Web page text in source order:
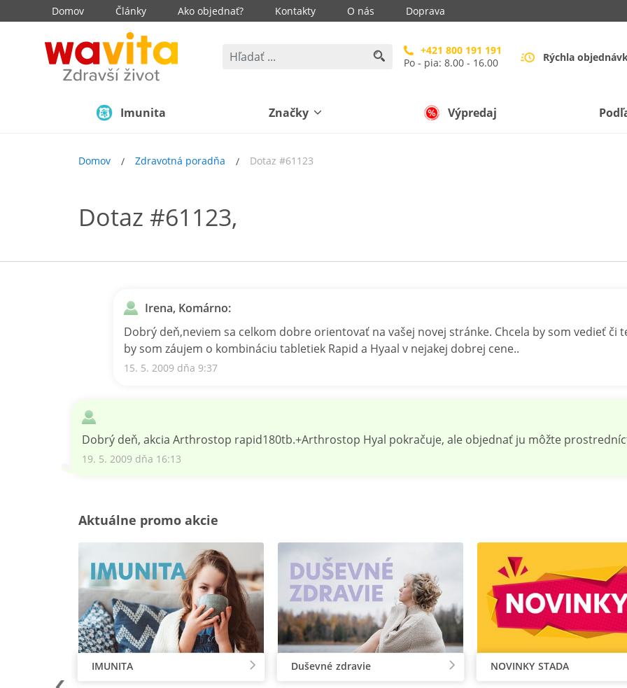
Domov Články Ako objednať? Kontakty O nás Doprava
+421 800 191 191
Po - pia: 8.00 - 16.00
Rýchla
Imunita Značky Výpredaj
Domov Zdravotná poradňa Dotaz #61123
Dotaz #61123,
Irena, Komárno:
Dobrý deň,neviem sa celkom dobre orientovať na vašej novej stránke. Chcela by som vedieť či
by som záujem o kombináciu tabletiek Rapid a Hyaal v nejakej dobrej cene..
15. 5. 2009 dňa 9:37
Dobrý deň, akcia Arthrostop rapid180tb.+Arthrostop Hyal pokračuje, ale objednať ju môžte
19. 5. 2009 dňa 16:13
Aktuálne promo akcie
IMUNITA Duševné zdravie NOVINKY STADA